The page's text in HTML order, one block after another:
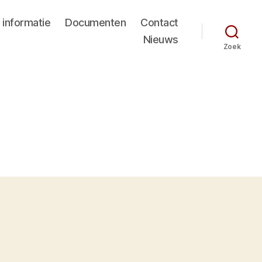
informatie Documenten
Contact
Nieuws
Zoek